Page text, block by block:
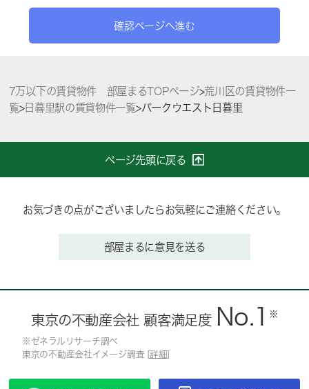
確認ページへ進む
7万以下の賃貸物件 部屋まるTOPページ>荒川区の賃貸物件一
覧>日暮里駅の賃貸物件一覧>パークウエスト日暮里
ページ先頭に戻る
お気づきの点がございましたらお気軽にご連絡ください。
部屋まるに意見を送る
東京の不動産会社 顧客満足度 No.1 ※
※ゼネラルリサーチ調べ
東京の不動産会社イメージ調査 [ 詳細